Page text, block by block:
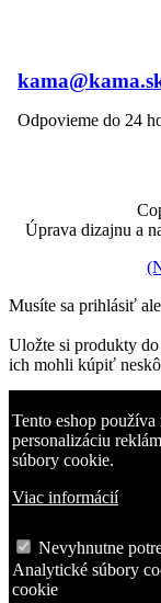
Tento eshop
personalizáciu
súbory cookie.
Viac informácií
Nevyhnutne
Analytické súbory
cookie
Odpovieme do 24
Úprava dizajnu a
Musíte sa prihlásiť
Uložte si produkty
ich mohli kúpiť
Heslo
Zabudli ste heslo?
Prihlásiť sa
Žiadny účet?
Produkt bol
Produkt pridaný na